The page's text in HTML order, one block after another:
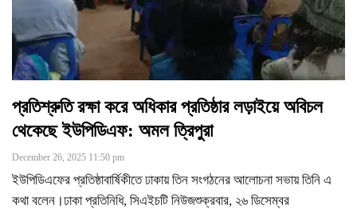
প্রতিশ্রুতি রক্ষা করে অধিকার প্রতিষ্ঠার লড়াইয়ে অবিচল
থেকেছে ইউপিডিএফ: অমল ত্রিপুরা
December 26, 2025 11:50 pm
ইউপিডিএফের প্রতিষ্ঠাবার্ষিকীতে ঢাকায় তিন সংগঠনের আলোচনা সভায় তিনি এ
কথা বলেন।ঢাকা প্রতিনিধি, সিএইচটি নিউজশুক্রবার, ২৬ ডিসেম্বর